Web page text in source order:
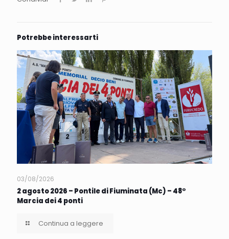
Potrebbe interessarti
03/08/2026
2 agosto 2026 – Pontile di Fiuminata (Mc) – 48°
Marcia dei 4 ponti
Continua a leggere